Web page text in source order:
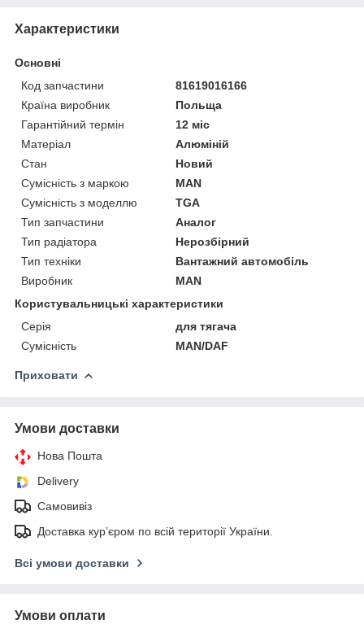
Характеристики
Основні
Код запчастини
81619016166
Країна виробник
Польща
Гарантійний термін
12 міс
Матеріал
Алюміній
Стан
Новий
Сумісність з маркою
MAN
Сумісність з моделлю
TGA
Тип запчастини
Аналог
Тип радіатора
Нерозбірний
Тип техніки
Вантажний автомобіль
Виробник
MAN
Користувальницькі характеристики
Серія
для тягача
Сумісність
MAN/DAF
Приховати
Умови доставки
Нова Пошта
Delivery
Самовивіз
Доставка кур’єром по всій території України.
Всі умови доставки
Умови оплати